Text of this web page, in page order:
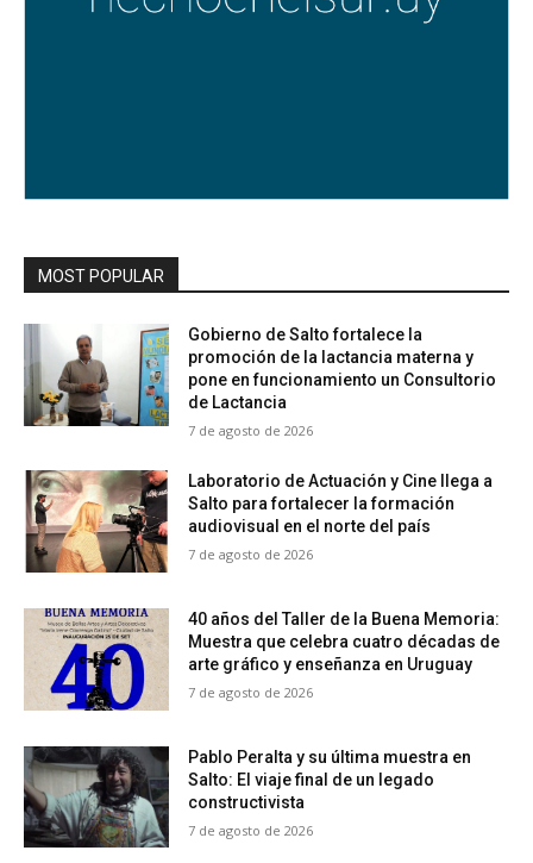
MOST POPULAR
Gobierno de Salto fortalece la
promoción de la lactancia materna y
pone en funcionamiento un Consultorio
de Lactancia
7 de agosto de 2026
Laboratorio de Actuación y Cine llega a
Salto para fortalecer la formación
audiovisual en el norte del país
7 de agosto de 2026
40 años del Taller de la Buena Memoria:
Muestra que celebra cuatro décadas de
arte gráfico y enseñanza en Uruguay
7 de agosto de 2026
Pablo Peralta y su última muestra en
Salto: El viaje final de un legado
constructivista
7 de agosto de 2026